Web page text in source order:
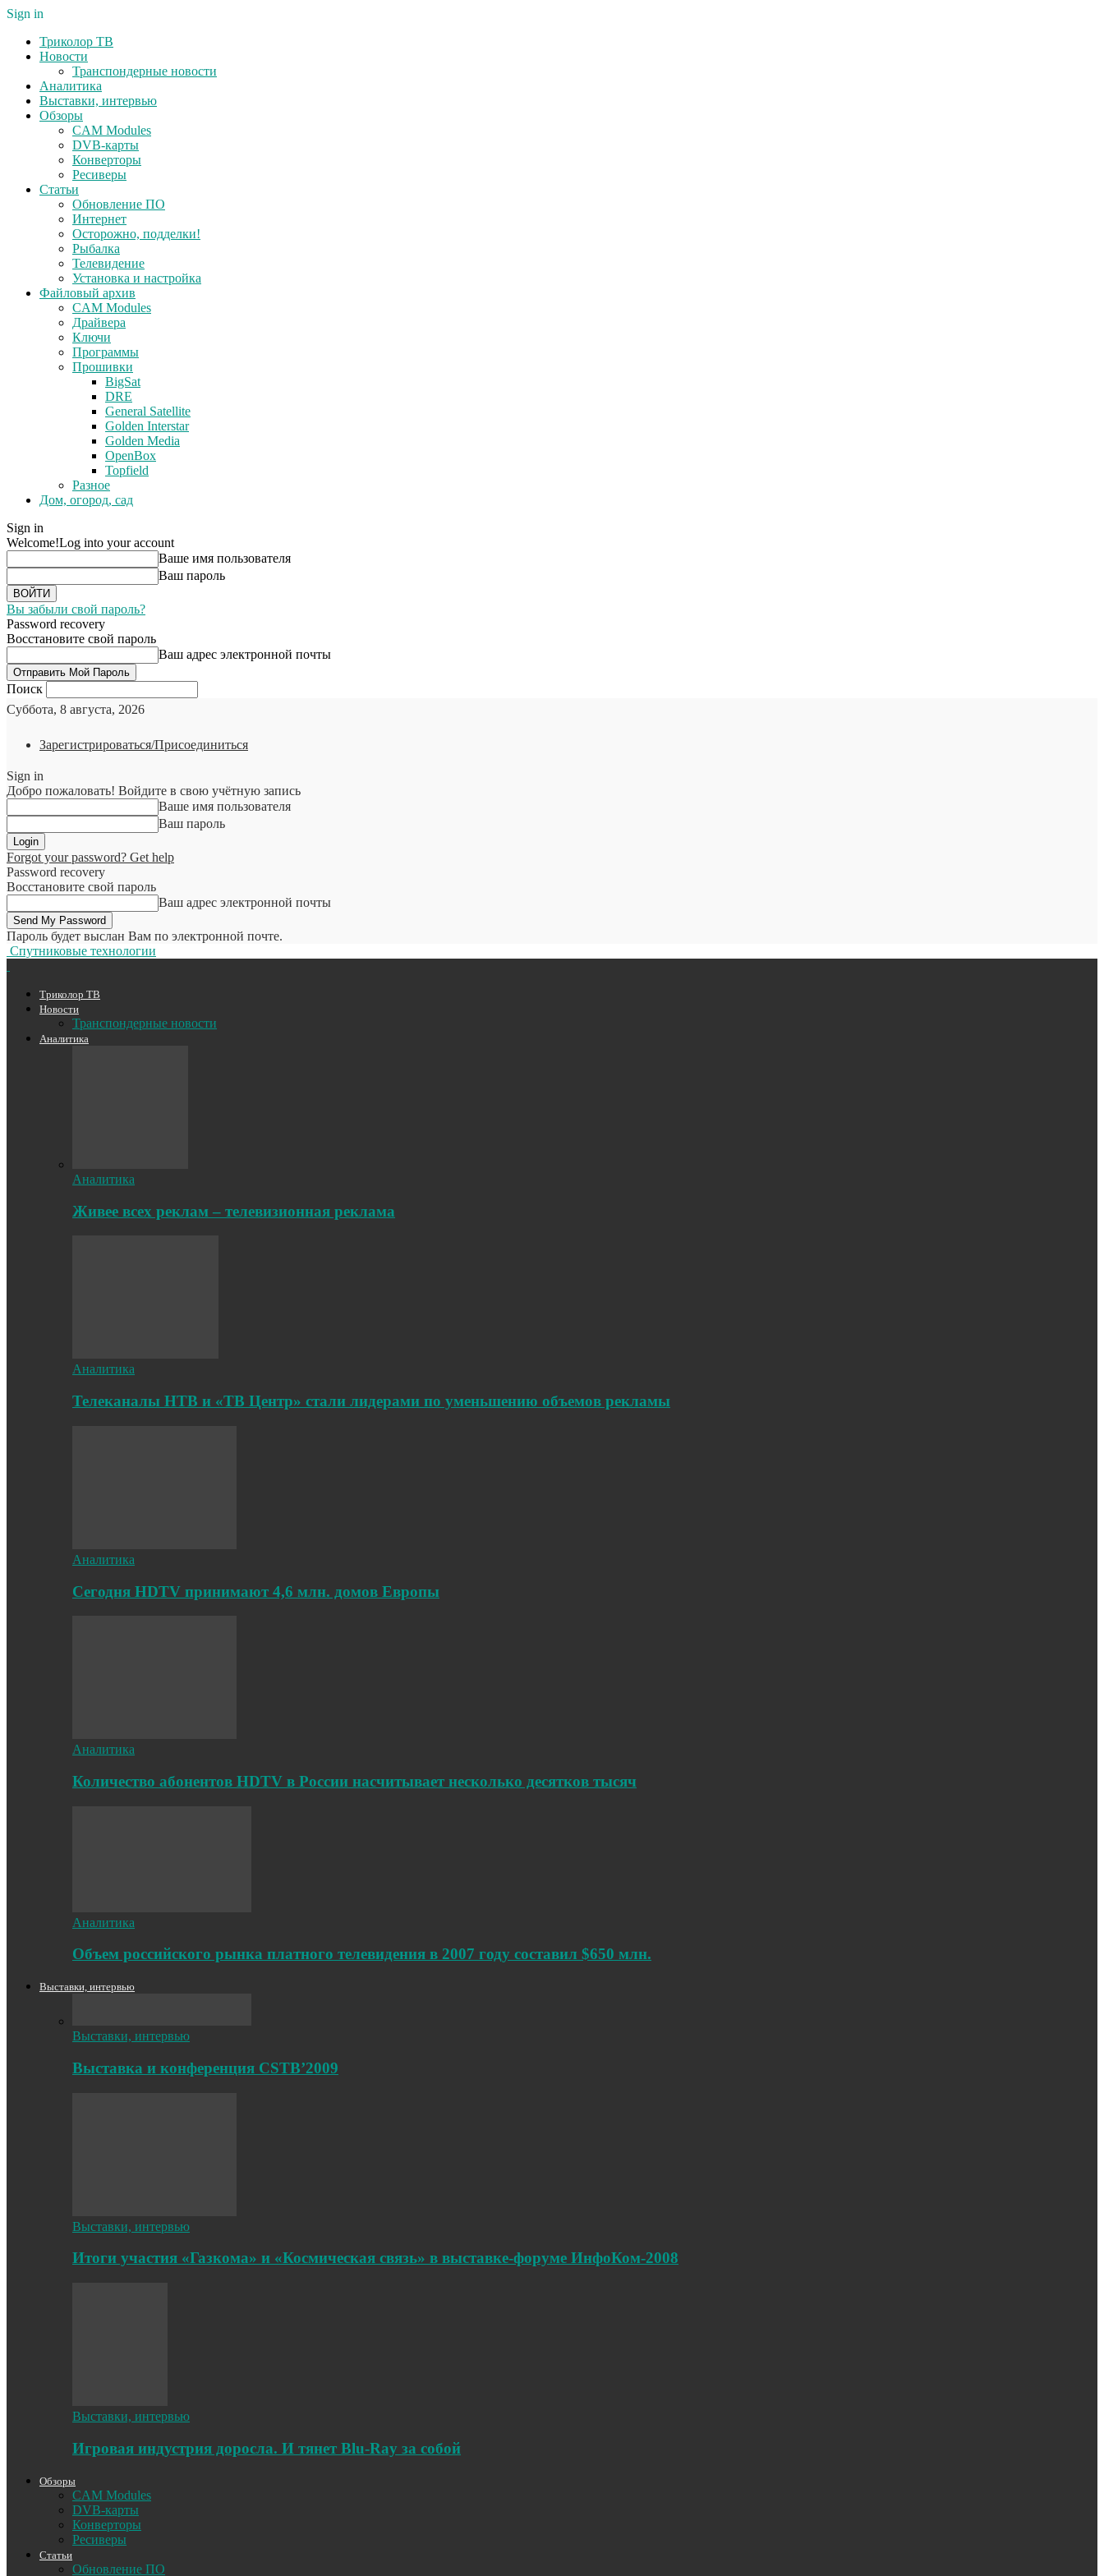
Sign in
Триколор ТВ
Новости
Транспондерные новости
Аналитика
Выставки, интервью
Обзоры
CAM Modules
DVB-карты
Конверторы
Ресиверы
Статьи
Обновление ПО
Интернет
Осторожно, подделки!
Рыбалка
Телевидение
Установка и настройка
Файловый архив
CAM Modules
Драйвера
Ключи
Программы
Прошивки
BigSat
DRE
General Satellite
Golden Interstar
Golden Media
OpenBox
Topfield
Разное
Дом, огород, сад
Sign in
Welcome!Log into your account
Ваше имя пользователя
Ваш пароль
Вы забыли свой пароль?
Password recovery
Восстановите свой пароль
Ваш адрес электронной почты
Поиск
Суббота, 8 августа, 2026
Зарегистрироваться/Присоединиться
Sign in
Добро пожаловать! Войдите в свою учётную запись
Ваше имя пользователя
Ваш пароль
Forgot your password? Get help
Password recovery
Восстановите свой пароль
Ваш адрес электронной почты
Пароль будет выслан Вам по электронной почте.
Спутниковые технологии
Триколор ТВ
Новости
Транспондерные новости
Аналитика
Аналитика
Живее всех реклам – телевизионная реклама
Аналитика
Телеканалы НТВ и «ТВ Центр» стали лидерами по уменьшению объемов рекламы
Аналитика
Cегодня HDTV принимают 4,6 млн. домов Европы
Аналитика
Количество абонентов HDTV в России насчитывает несколько десятков тысяч
Аналитика
Объем российского рынка платного телевидения в 2007 году составил $650 млн.
Выставки, интервью
Выставки, интервью
Выставка и конференция CSTB’2009
Выставки, интервью
Итоги участия «Газкома» и «Космическая связь» в выставке-форуме ИнфоКом-2008
Выставки, интервью
Игровая индустрия доросла. И тянет Blu-Ray за собой
Обзоры
CAM Modules
DVB-карты
Конверторы
Ресиверы
Статьи
Обновление ПО